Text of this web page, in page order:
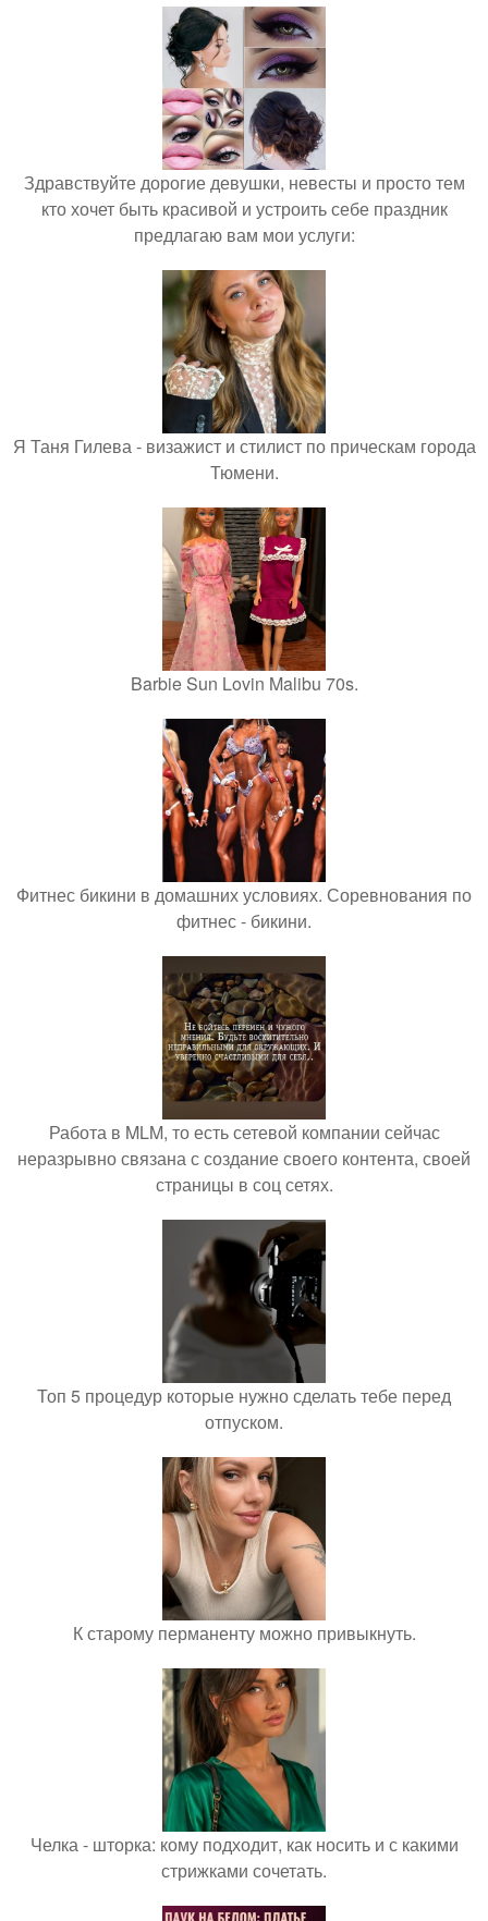
Здравствуйте дорогие девушки, невесты и просто тем
кто хочет быть красивой и устроить себе праздник
предлагаю вам мои услуги:
Я Таня Гилева - визажист и стилист по прическам города
Тюмени.
Barbie Sun Lovin Malibu 70s.
Фитнес бикини в домашних условиях. Соревнования по
фитнес - бикини.
Работа в MLM, то есть сетевой компании сейчас
неразрывно связана с создание своего контента, своей
страницы в соц сетях.
Топ 5 процедур которые нужно сделать тебе перед
отпуском.
К старому перманенту можно привыкнуть.
Челка - шторка: кому подходит, как носить и с какими
стрижками сочетать.